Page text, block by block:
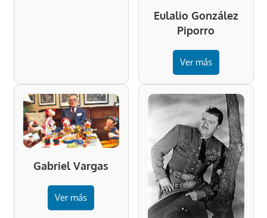
Eulalio González
Piporro
Ver más
Gabriel Vargas
Ver más